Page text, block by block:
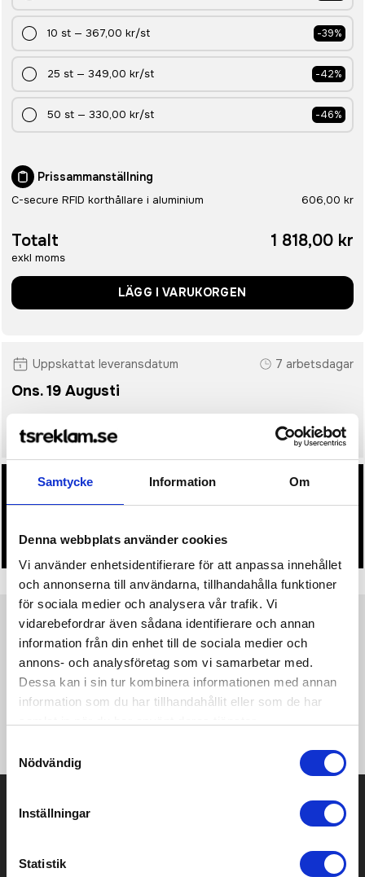
Samtycke Information Om
Denna webbplats använder cookies
Vi använder enhetsidentifierare för att anpassa innehållet
och annonserna till användarna, tillhandahålla funktioner
för sociala medier och analysera vår trafik. Vi
vidarebefordrar även sådana identifierare och annan
information från din enhet till de sociala medier och
annons- och analysföretag som vi samarbetar med.
Dessa kan i sin tur kombinera informationen med annan
information som du har tillhandahållit eller som de har
Nödvändig
Inställningar
Statistik
10 st — 367,00 kr/st -39%
25 st — 349,00 kr/st -42%
50 st — 330,00 kr/st -46%
Prissammanställning
C-secure RFID korthållare i aluminium 606,00 kr
Totalt
exkl moms
1 818,00 kr
LÄGG I VARUKORGEN
Uppskattat leveransdatum 7 arbetsdagar
Ons. 19 Augusti
• Snabbare leverans? Ange önskat leveransdatum i kassan.
• Du får alltid godkänna en offert och skiss på mailen
• Tryckfil/er logo laddas upp i kassan.
ProduktinformationSpecifikationer Pristabell Recensioner
Denna gedigna korthållare i aluminium skyddar dina viktigaste
kort mot elektroniska ficktjuvar. Inga mer trasiga eller böjda
Reglaget på sidan skjuter gradvis fram korten.
Prisuppgift på mailen?
Det går också utmärkt att bara ställa frågor!